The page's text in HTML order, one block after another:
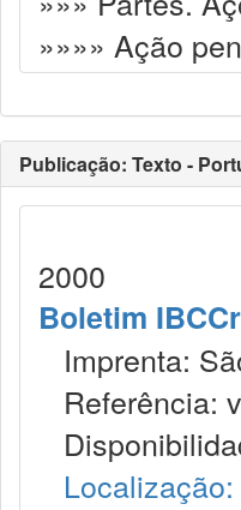
»»»» Ação
Publicação: Texto -
2000
Boletim
Imprenta:
Referência:
Localização: